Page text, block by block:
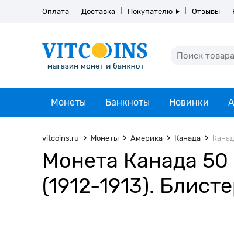
Оплата Доставка Покупателю Отзывы
Монеты Банкноты Новинки
vitcoins.ru Монеты Америка Канада
Монета Канада
(1912-1913).